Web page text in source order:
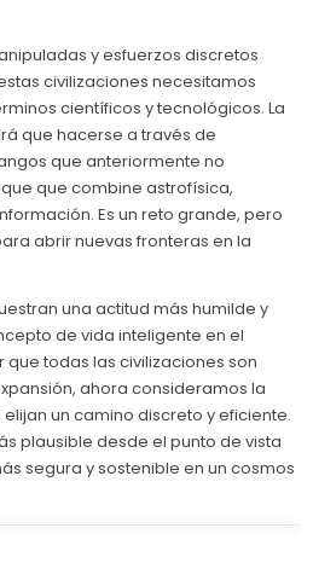
y esfuerzos discretos
civilizaciones necesitamos
científicos y tecnológicos. La
que hacerse a través de
que anteriormente no
que combine astrofísica,
Es un reto grande, pero
abrir nuevas fronteras en la
una actitud más humilde y
de vida inteligente en el
que todas las civilizaciones son
ahora consideramos la
un camino discreto y eficiente.
plausible desde el punto de vista
segura y sostenible en un cosmos